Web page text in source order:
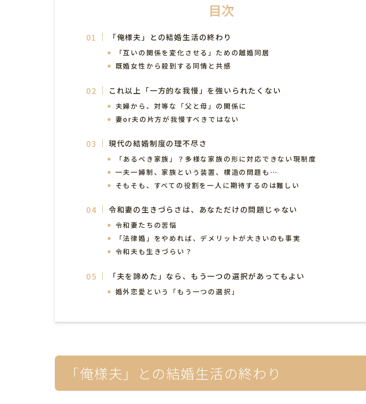
目次
「俺様夫」との結婚生活の終わり
「互いの関係を変化させる」ための離婚同居
既婚女性から殺到する同情と共感
これ以上「一方的な我慢」を強いられたくない
夫婦から、対等な「父と母」の関係に
妻or夫の片方が我慢すべきではない
現代の結婚制度の理不尽さ
「あるべき家族」？多様な家族の形に対応できない現制度
一夫一婦制、家族という装置、構造の問題も⋯
そもそも、すべての役割を一人に期待するのは難しい
令和妻の生きづらさは、あなただけの問題じゃない
令和妻たちの苦悩
「法律婚」をやめれば、デメリットが大きいのも事実
令和夫も生きづらい？
「夫を諦めた」なら、もう一つの選択があってもよい
婚外恋愛という「もう一つの選択」
「俺様夫」との結婚生活の終わり